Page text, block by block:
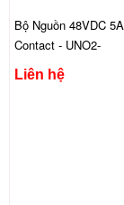
Bộ Nguồn 48VDC
Contact - UNO2-
PS/1AC/48DC/240W
Liên hệ